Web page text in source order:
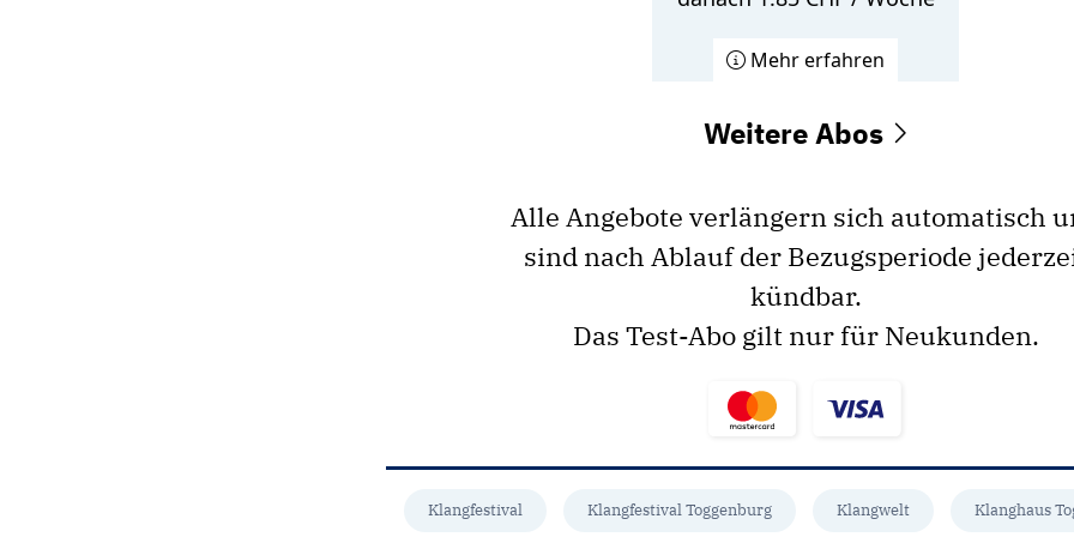
Mehr erfahren
Weitere Abos
Alle Angebote verlängern sich automatisch
sind nach Ablauf der Bezugsperiode
kündbar.
Das Test-Abo gilt nur für Neukunden.
Klangfestival Klangfestival Toggenburg Klangwelt Klanghaus